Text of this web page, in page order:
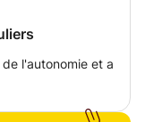
l'autonomie et a